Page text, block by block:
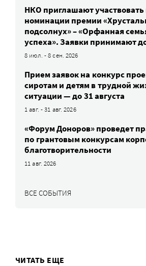
НКО приглашают участвовать
номинации премии
подсолнух» – «Орфанная
успеха». Заявки принимают
8 июл. - 8 сен. 2026
Прием заявок на конкурс
сиротам и детям в трудной
ситуации — до 31 августа
1 авг. - 31 авг. 2026
«Форум Доноров» проведет
по грантовым конкурсам
благотворительности
11 авг. 2026
ВСЕ СОБЫТИЯ
ЧИТАТЬ ЕЩЕ